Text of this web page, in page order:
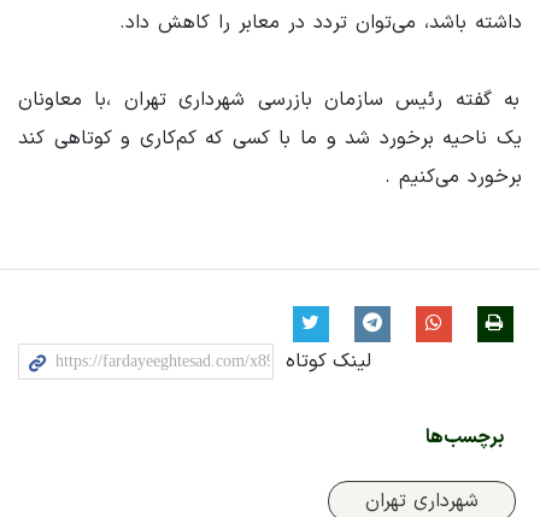
داشته باشد، می‌توان تردد در معابر را کاهش داد.
به گفته رئیس سازمان بازرسی شهرداری تهران ،با معاونان
یک ناحیه برخورد شد و ما با کسی که کم‌کاری و کوتاهی کند
برخورد می‌کنیم .
لینک کوتاه
برچسب‌ها
شهرداری تهران